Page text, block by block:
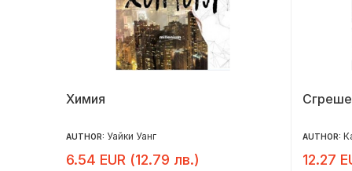
Химия
AUTHOR: Уайки Уанг
6.54 EUR (12.79 лв.)
AUTHOR:
12.27